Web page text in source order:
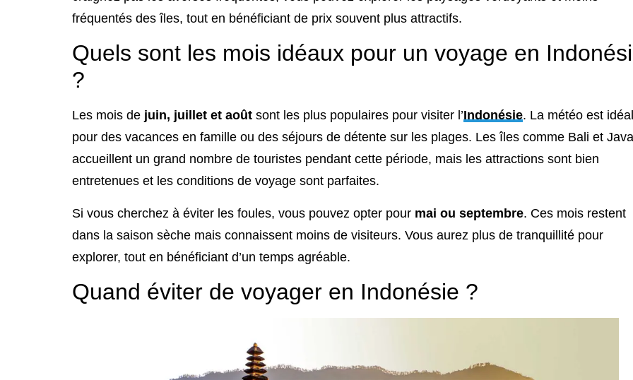
fréquentés des îles, tout en bénéficiant de prix souvent plus attractifs.
Quels sont les mois idéaux pour un voyage en
?
Les mois de juin, juillet et août sont les plus populaires pour visiter l’Indonésie. La météo est
pour des vacances en famille ou des séjours de détente sur les plages. Les îles comme Bali et Java
accueillent un grand nombre de touristes pendant cette période, mais les attractions sont bien
entretenues et les conditions de voyage sont parfaites.
Si vous cherchez à éviter les foules, vous pouvez opter pour mai ou septembre. Ces mois restent
dans la saison sèche mais connaissent moins de visiteurs. Vous aurez plus de tranquillité pour
explorer, tout en bénéficiant d’un temps agréable.
Quand éviter de voyager en Indonésie ?